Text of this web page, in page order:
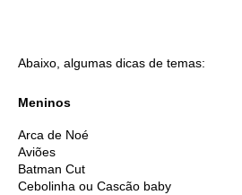
Abaixo, algumas dicas de temas:
Meninos
Arca de Noé
Aviões
Batman Cut
Cebolinha ou Cascão baby